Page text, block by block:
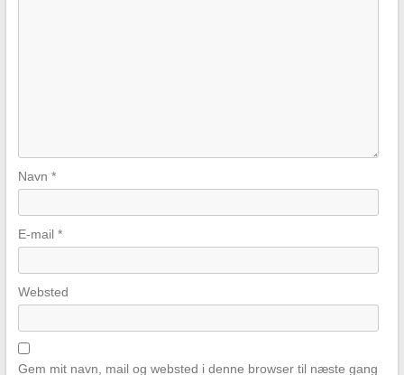
Navn *
E-mail *
Websted
Gem mit navn, mail og websted i denne browser til næste gang